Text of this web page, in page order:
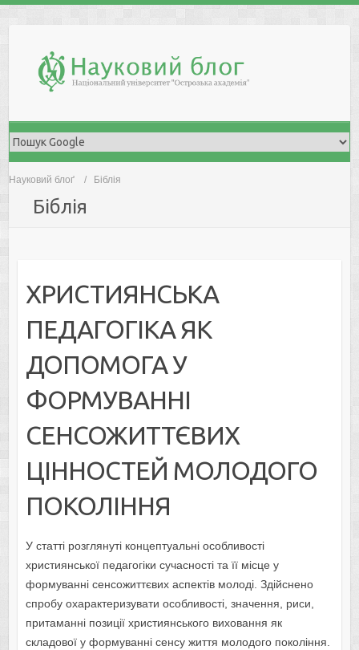
Науковий блоґ Біблія
Біблія
ХРИСТИЯНСЬКА
ПЕДАГОГІКА ЯК
ДОПОМОГА У
ФОРМУВАННІ
СЕНСОЖИТТЄВИХ
ЦІННОСТЕЙ МОЛОДОГО
ПОКОЛІННЯ
У статті розглянуті концептуальні особливості
християнської педагогіки сучасності та її місце у
формуванні сенсожиттєвих аспектів молоді. Здійснено
спробу охарактеризувати особливості, значення, риси,
притаманні позиції християнського виховання як
складової у формуванні сенсу життя молодого покоління.